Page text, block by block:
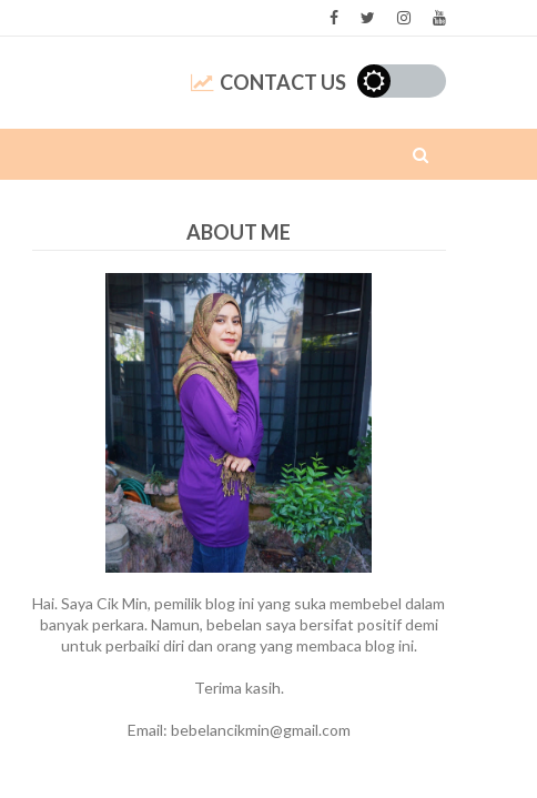
CONTACT US
ABOUT ME
Hai. Saya Cik Min, pemilik blog ini yang suka membebel dalam
banyak perkara. Namun, bebelan saya bersifat positif demi
untuk perbaiki diri dan orang yang membaca blog ini.
Terima kasih.
Email: bebelancikmin@gmail.com